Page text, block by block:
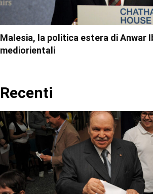
Malesia, la politica estera di Anwar
mediorientali
Recenti